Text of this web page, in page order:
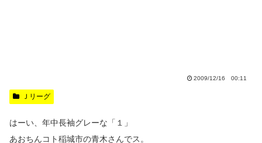
2009/12/16 00:11
Ｊリーグ
はーい、年中長袖グレーな「１」
あおちんコト稲城市の青木さんでス。